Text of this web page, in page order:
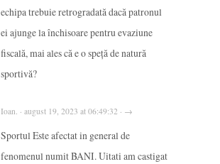
echipa trebuie retrogradată dacă patronul
ei ajunge la închisoare pentru evaziune
fiscală, mai ales că e o speță de natură
sportivă?
Ioan. · august 19, 2023 at 06:49:32 · →
Sportul Este afectat in general de
fenomenul numit BANI. Uitati am castigat